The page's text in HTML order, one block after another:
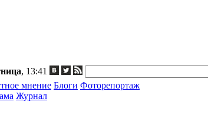
, 13:41
мнение Блоги Фоторепортаж
Журнал